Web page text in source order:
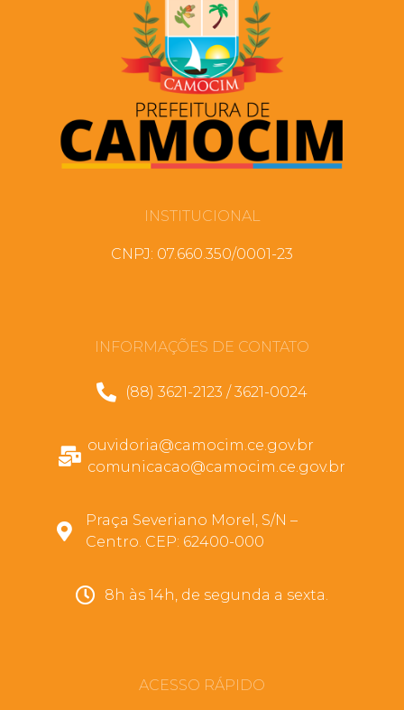
INSTITUCIONAL
CNPJ: 07.660.350/0001-23
INFORMAÇÕES DE CONTATO
(88) 3621-2123 / 3621-0024
ouvidoria@camocim.ce.gov.br
comunicacao@camocim.ce.gov.br
Praça Severiano Morel, S/N –
Centro. CEP: 62400-000
8h às 14h, de segunda a sexta.
ACESSO RÁPIDO